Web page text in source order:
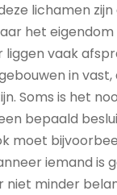
lichamen
het
liggen vaak
in
Soms is het
bepaald
moet
iemand is
niet minder